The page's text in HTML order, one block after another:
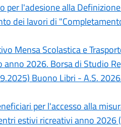
per l'adesione alla
dei lavori di
Mensa Scolastica e
2026. Borsa di Studio
Buono Libri - A.S.
per l'accesso alla
estivi ricreativi anno 2026